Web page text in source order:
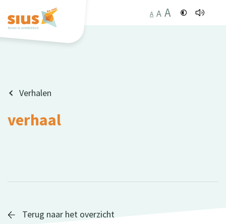
A A A
Verhalen
verhaal
Terug naar het overzicht